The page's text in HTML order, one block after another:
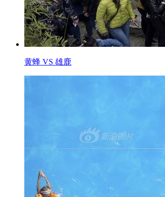
黄蜂 VS 雄鹿